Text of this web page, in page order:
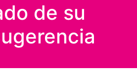
de su